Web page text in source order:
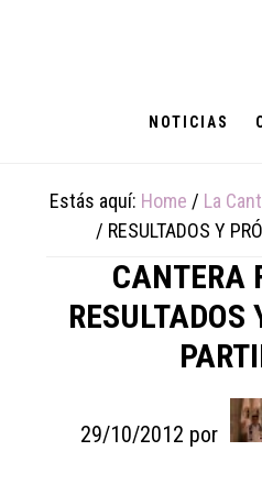
NOTICIAS
Estás aquí: Home / La
/ RESULTADOS Y
CANTERA
RESULTADOS
29/10/2012 por